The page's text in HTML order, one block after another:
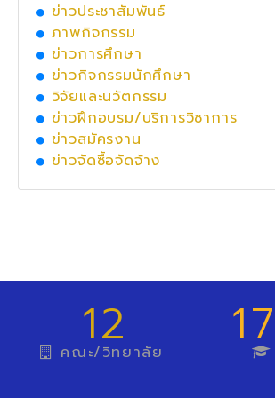
ข่าวประชาสัมพันธ์
ภาพกิจกรรม
ข่าวการศึกษา
ข่าวกิจกรรมนักศึกษา
วิจัยและนวัตกรรม
ข่าวฝึกอบรม/บริการวิชาการ
ข่าวสมัครงาน
ข่าวจัดซื้อจัดจ้าง
12
คณะ/วิทยาลัย